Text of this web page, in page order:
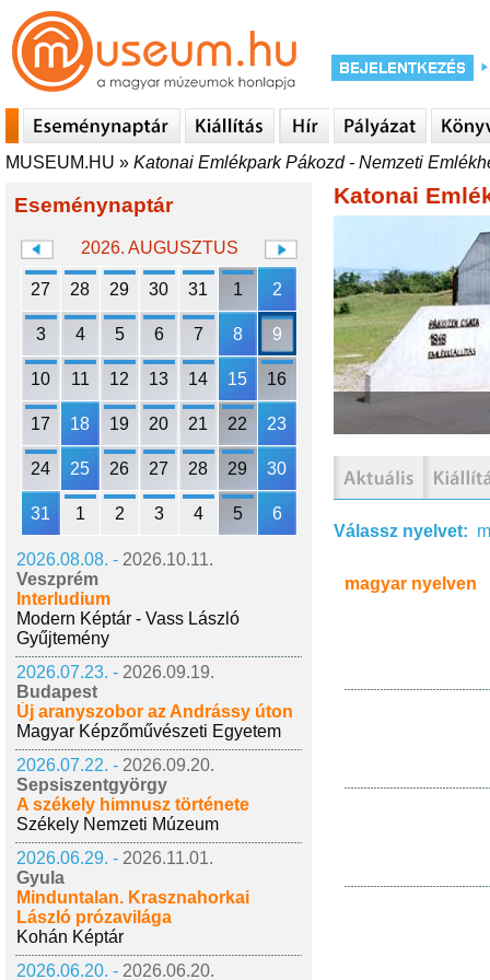
MUSEUM.HU » Katonai Emlékpark Pákozd - Nemzeti
Eseménynaptár
2026. AUGUSZTUS
27 28 29 30 31 1 2
3 4 5 6 7 8 9
10 11 12 13 14 15 16
17 18 19 20 21 22 23
24 25 26 27 28 29 30
31 1 2 3 4 5 6
2026.08.08. - 2026.10.11.
Veszprém
Interludium
Modern Képtár - Vass László
Gyűjtemény
2026.07.23. - 2026.09.19.
Budapest
Új aranyszobor az Andrássy úton
Magyar Képzőművészeti Egyetem
2026.07.22. - 2026.09.20.
Sepsiszentgyörgy
A székely himnusz története
Székely Nemzeti Múzeum
2026.06.29. - 2026.11.01.
Gyula
Minduntalan. Krasznahorkai
László prózavilága
Kohán Képtár
2026.06.20. - 2026.06.20.
Katonai
Válassz nyelvet:
magyar nyelven